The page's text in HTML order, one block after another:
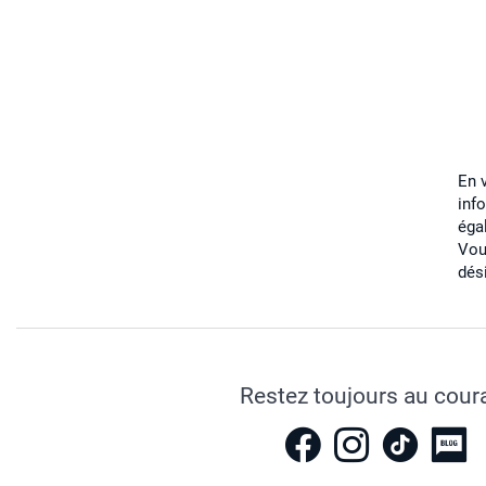
En
Restez toujours au